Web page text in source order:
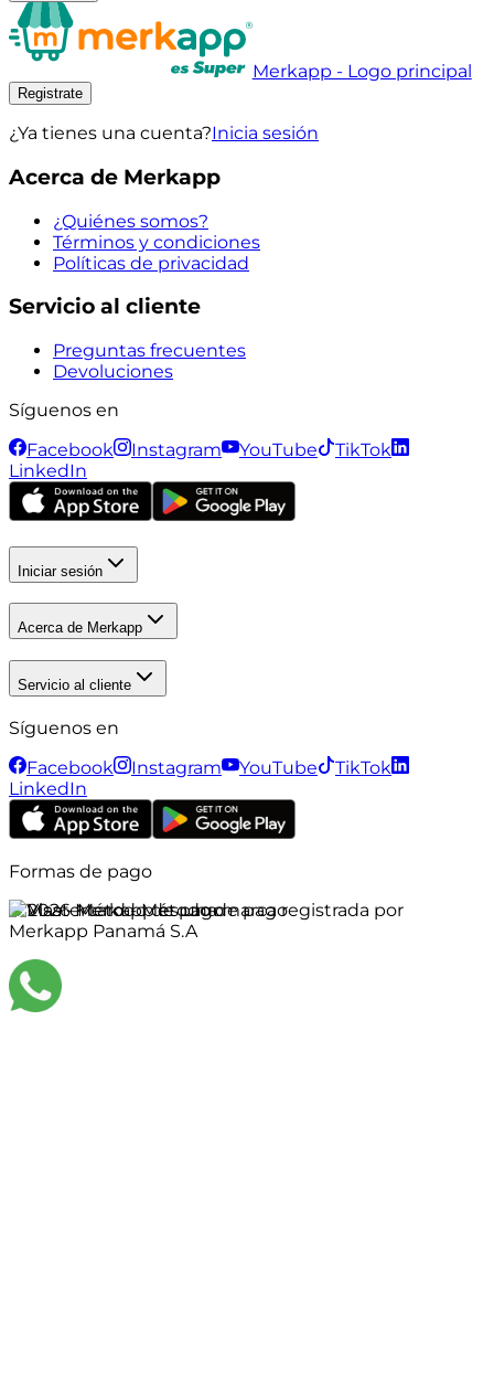
Merkapp - Logo principal
Registrate
¿Ya tienes una cuenta?Inicia sesión
Acerca de Merkapp
¿Quiénes somos?
Términos y condiciones
Políticas de privacidad
Servicio al cliente
Preguntas frecuentes
Devoluciones
Síguenos en
Facebook
Instagram YouTube
TikTok
LinkedIn
Iniciar sesión
Acerca de Merkapp
Servicio al cliente
Síguenos en
Facebook
Instagram YouTube
TikTok
LinkedIn
Formas de pago
©2026Merkapp es una marca registrada por
Merkapp Panamá S.A